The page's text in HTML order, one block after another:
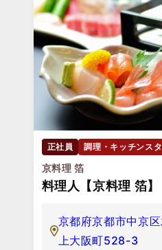
正社員 調理・キッチンス
京料理 箔
料理人【京料理 箔】
京都府京都市中京
上大阪町528-3